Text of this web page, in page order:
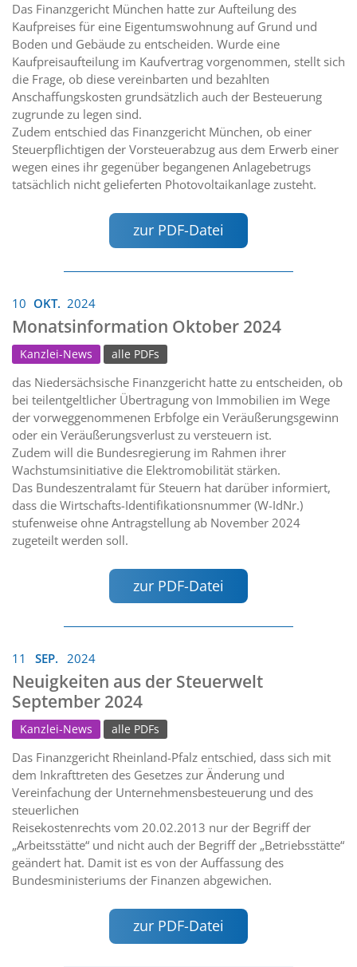
Das Finanzgericht München hatte zur Aufteilung des
Kaufpreises für eine Eigentumswohnung auf Grund und
Boden und Gebäude zu entscheiden. Wurde eine
Kaufpreisaufteilung im Kaufvertrag vorgenommen, stellt sich
die Frage, ob diese vereinbarten und bezahlten
Anschaffungskosten grundsätzlich auch der Besteuerung
zugrunde zu legen sind.
Zudem entschied das Finanzgericht München, ob einer
Steuerpflichtigen der Vorsteuerabzug aus dem Erwerb einer
wegen eines ihr gegenüber begangenen Anlagebetrugs
tatsächlich nicht gelieferten Photovoltaikanlage zusteht.
zur PDF-Datei
10 OKT. 2024
Monatsinformation Oktober 2024
Kanzlei-News alle PDFs
das Niedersächsische Finanzgericht hatte zu entscheiden, ob
bei teilentgeltlicher Übertragung von Immobilien im Wege
der vorweggenommenen Erbfolge ein Veräußerungsgewinn
oder ein Veräußerungsverlust zu versteuern ist.
Zudem will die Bundesregierung im Rahmen ihrer
Wachstumsinitiative die Elektromobilität stärken.
Das Bundeszentralamt für Steuern hat darüber informiert,
dass die Wirtschafts-Identifikationsnummer (W-IdNr.)
stufenweise ohne Antragstellung ab November 2024
zugeteilt werden soll.
zur PDF-Datei
11 SEP. 2024
Neuigkeiten aus der Steuerwelt
September 2024
Kanzlei-News alle PDFs
Das Finanzgericht Rheinland-Pfalz entschied, dass sich mit
dem Inkrafttreten des Gesetzes zur Änderung und
Vereinfachung der Unternehmensbesteuerung und des
steuerlichen
Reisekostenrechts vom 20.02.2013 nur der Begriff der
„Arbeitsstätte“ und nicht auch der Begriff der „Betriebsstätte“
geändert hat. Damit ist es von der Auffassung des
Bundesministeriums der Finanzen abgewichen.
zur PDF-Datei